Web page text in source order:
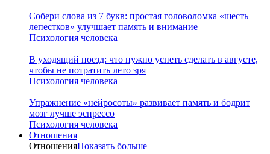
Собери слова из 7 букв: простая головоломка «шесть
лепестков» улучшает память и внимание
Психология человека
В уходящий поезд: что нужно успеть сделать в августе,
чтобы не потратить лето зря
Психология человека
Упражнение «нейросоты» развивает память и бодрит
мозг лучше эспрессо
Психология человека
Отношения
ОтношенияПоказать больше